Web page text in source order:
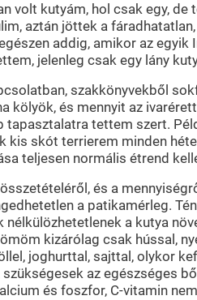
volt kutyám, hol csak egy,
aztán jöttek a
addig, amikor az
jelenleg csak egy lány
szakkönyvekből
kölyök, és mennyit az
tapasztalatra tettem szert.
kis skót terrierem minden
teljesen normális étrend
és a
a patikamérleg.
nélkülözhetetlenek a kutya
kizárólag csak hússal,
joghurttal, sajttal, olykor
az egészséges
és foszfor, C-vitamin